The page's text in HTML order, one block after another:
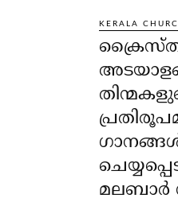
KERALA
മലബാർ